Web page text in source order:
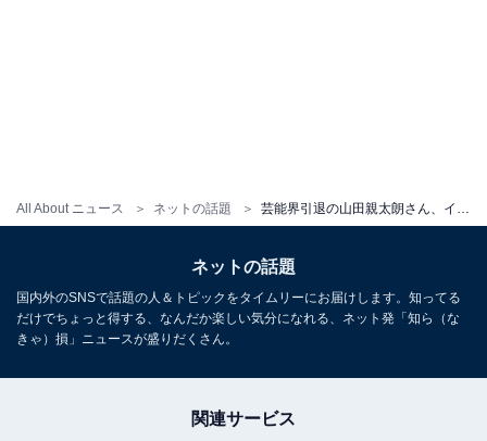
All About ニュース ネットの話題
ネットの話題
国内外のSNSで話題の人＆トピックをタイムリーにお届けします。知ってる
だけでちょっと得する、なんだか楽しい気分になれる、ネット発「知ら（な
きゃ）損」ニュースが盛りだくさん。
関連サービス